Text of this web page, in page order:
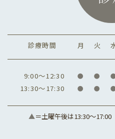
診療時間 月 火
9:00～12:30 ● ●
13:30～17:30 ● ●
▲＝土曜午後は13:30～17:00